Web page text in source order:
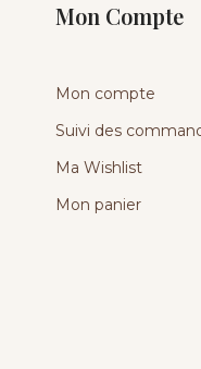
Mon Compte
Mon compte
Suivi des
Ma Wishlist
Mon panier